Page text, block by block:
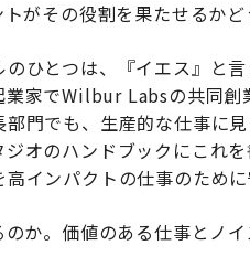
がその役割を果たせるかど
のひとつは、『イエス』と
家でWilbur Labsの共同創
門でも、生産的な仕事に
オのハンドブックにこれ
インパクトの仕事のために
か。価値のある仕事とノイ